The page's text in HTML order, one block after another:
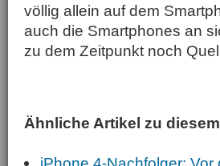
völlig allein auf dem
auch die Smartphones an
zu dem Zeitpunkt noch
Ähnliche Artikel zu